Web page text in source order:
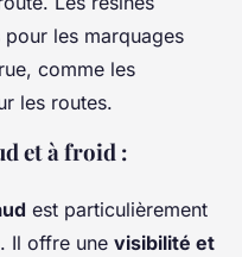
les marquages
comme les
les routes.
et à froid :
est particulièrement
Il offre une visibilité et